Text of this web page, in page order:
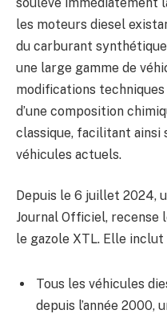
les moteurs diesel
du carburant
une large gamme de
modifications
d’une composition
classique, facilitant ainsi
véhicules actuels.
Depuis le 6 juillet 2024,
Journal Officiel, recense
le gazole XTL. Elle inclut
Tous les véhicules
depuis l’année 2000,